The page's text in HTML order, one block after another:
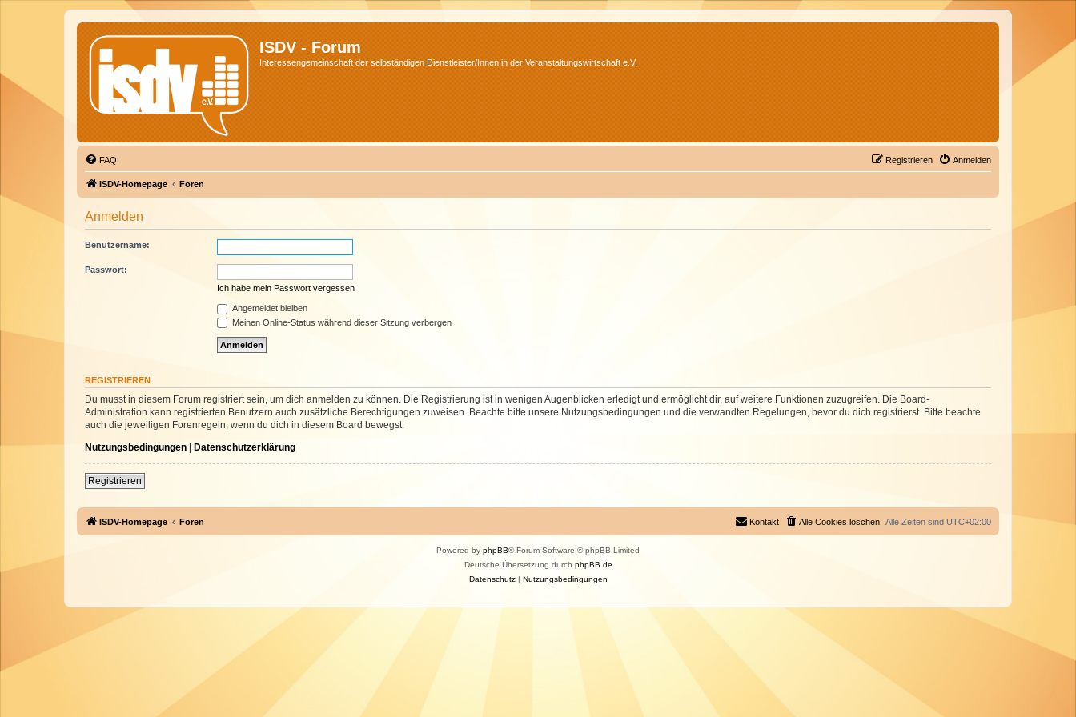
ISDV - Forum
Interessengemeinschaft der selbständigen Dienstleister/Innen in der Veranstaltungswirtschaft e.V.
FAQ Anmelden
Registrieren
ISDV-Homepage Foren
Anmelden
Benutzername:
Passwort:
Ich habe mein Passwort vergessen
Angemeldet bleiben
Meinen Online-Status während dieser Sitzung verbergen
REGISTRIEREN
Du musst in diesem Forum registriert sein, um dich anmelden zu können. Die Registrierung ist in wenigen Augenblicken erledigt und ermöglicht dir, auf weitere Funktionen zuzugreifen. Die Board-
Administration kann registrierten Benutzern auch zusätzliche Berechtigungen zuweisen. Beachte bitte unsere Nutzungsbedingungen und die verwandten Regelungen, bevor du dich registrierst. Bitte beachte
auch die jeweiligen Forenregeln, wenn du dich in diesem Board bewegst.
Nutzungsbedingungen | Datenschutzerklärung
Registrieren
ISDV-Homepage Foren Alle Zeiten sind UTC+02:00
Alle Cookies löschen
Kontakt
Powered by phpBB® Forum Software © phpBB Limited
Deutsche Übersetzung durch phpBB.de
Datenschutz| Nutzungsbedingungen